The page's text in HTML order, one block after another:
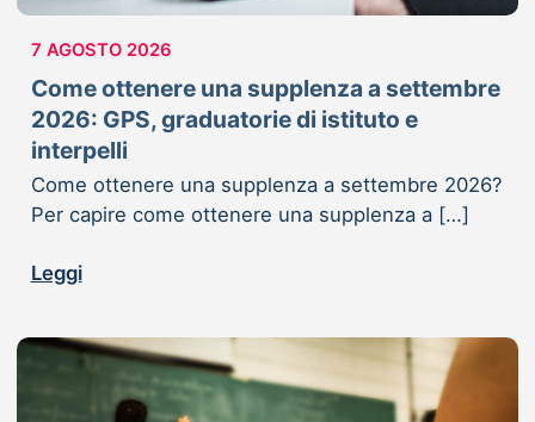
7 AGOSTO 2026
Come ottenere una supplenza a settembre
2026: GPS, graduatorie di istituto e
interpelli
Come ottenere una supplenza a settembre 2026?
Per capire come ottenere una supplenza a […]
Leggi